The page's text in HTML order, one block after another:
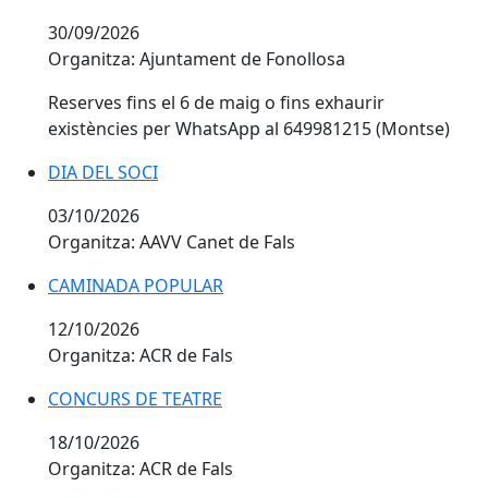
30/09/2026
Organitza: Ajuntament de Fonollosa
Reserves fins el 6 de maig o fins exhaurir
existències per WhatsApp al 649981215 (Montse)
DIA DEL SOCI
03/10/2026
Organitza: AAVV Canet de Fals
CAMINADA POPULAR
12/10/2026
Organitza: ACR de Fals
CONCURS DE TEATRE
18/10/2026
Organitza: ACR de Fals